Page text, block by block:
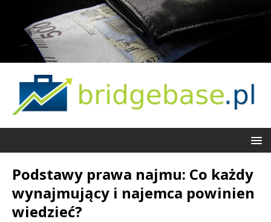
Podstawy prawa najmu: Co każdy
wynajmujący i najemca powinien
wiedzieć?